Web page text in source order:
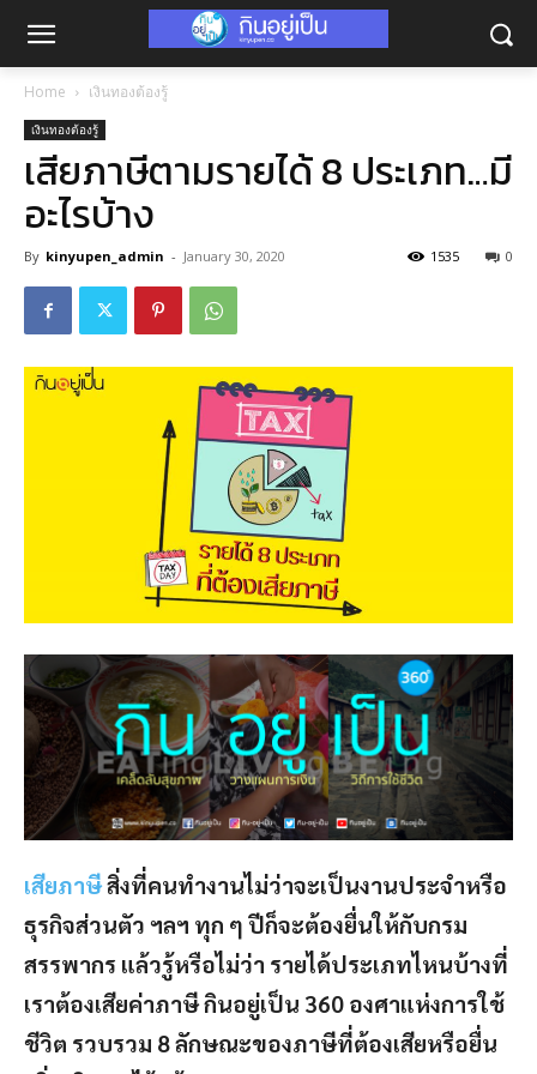
Home เงินทองต้องรู้
เงินทองต้องรู้
เสียภาษีตามรายได้ 8 ประเภท…มี
อะไรบ้าง
By kinyupen_admin - January 30, 2020 0
1535
เสียภาษีสิ่งที่คนทำงานไม่ว่าจะเป็นงานประจำหรือ
ธุรกิจส่วนตัว ฯลฯ ทุก ๆ ปีก็จะต้องยื่นให้กับกรม
สรรพากร แล้วรู้หรือไม่ว่า รายได้ประเภทไหนบ้างที่
เราต้องเสียค่าภาษี กินอยู่เป็น 360 องศาแห่งการใช้
ชีวิต รวบรวม 8 ลักษณะของภาษีที่ต้องเสียหรือยื่น